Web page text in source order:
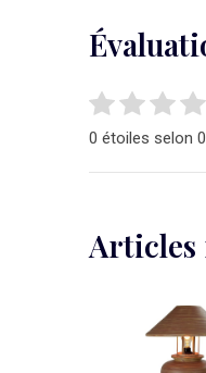
0 étoiles selon
Articles